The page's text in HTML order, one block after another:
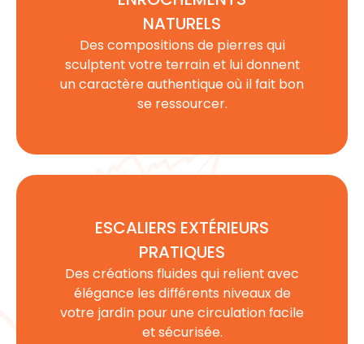
NATURELS
Des compositions de pierres qui
sculptent votreterrainet lui donnent
un caractère authentique où il fait bon
se ressourcer.
ESCALIERS EXTÉRIEURS
PRATIQUES
Des créations fluides qui relient avec
élégance les différents niveaux de
votre jardin pour une circulation facile
et sécurisée.